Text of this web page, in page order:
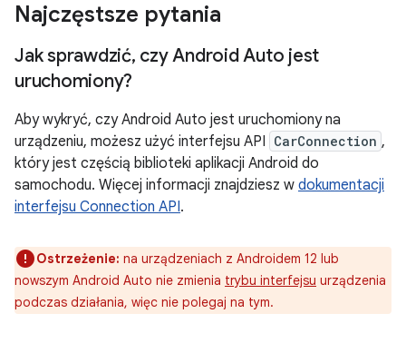
Najczęstsze pytania
Jak sprawdzić, czy Android Auto jest
uruchomiony?
Aby wykryć, czy Android Auto jest uruchomiony na
urządzeniu, możesz użyć interfejsu API CarConnection ,
który jest częścią biblioteki aplikacji Android do
samochodu. Więcej informacji znajdziesz w dokumentacji
interfejsu Connection API.
Ostrzeżenie: na urządzeniach z Androidem 12 lub
nowszym Android Auto nie zmienia trybu interfejsu urządzenia
podczas działania, więc nie polegaj na tym.